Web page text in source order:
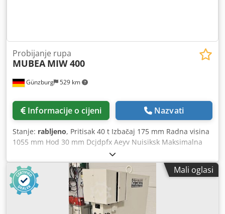
Günzburg 529 km
Probijanje rupa
MUBEA MIW 400
Informacije o cijeni Nazvati
Stanje: rabljeno, Pritisak 40 t Izbačaj 175 mm Radna visina
1055 mm Hod 30 mm Dcjdpfx Aeyv Nuisiksk Maksimalna
debljina lima 8 mm Ukupna potrebna snaga 4 kW Težina
stroja cca 1020 kg Dimenzije 910 x 670 x 1930 mm
Mali oglasi